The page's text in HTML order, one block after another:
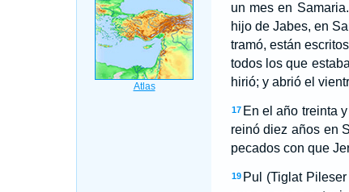
un mes en Samaria.
hijo de Jabes, en
tramó, están
todos los que
hirió; y abrió el
17 En el año treinta
reinó diez años en
pecados con que
19 Pul (Tiglat